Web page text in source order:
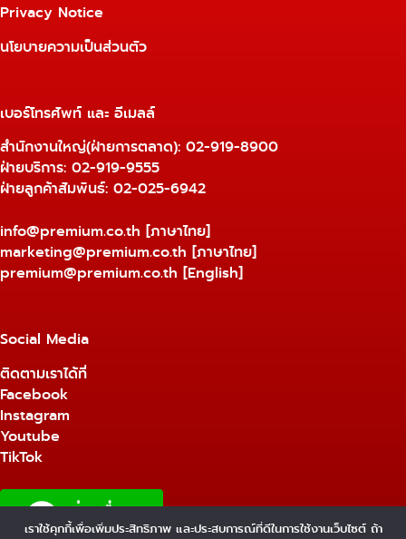
Privacy Notice
นโยบายความเป็นส่วนตัว
เบอร์โทรศัพท์ และ อีเมลล์
สำนักงานใหญ่(ฝ่ายการตลาด): 02-919-8900
ฝ่ายบริการ: 02-919-9555
ฝ่ายลูกค้าสัมพันธ์: 02-025-6942
info@premium.co.th [ภาษาไทย]
marketing@premium.co.th [ภาษาไทย]
premium@premium.co.th [English]
Social Media
ติดตามเราได้ที่
Facebook
Instagram
Youtube
TikTok
เราใช้คุกกี้เพื่อเพิ่มประสิทธิภาพ และประสบการณ์ที่ดีในการใช้งานเว็บไซต์ ถ้า
1